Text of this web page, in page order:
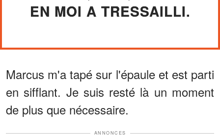
EN MOI A TRESSAILLI.
Marcus m'a tapé sur l'épaule et est parti
en sifflant. Je suis resté là un moment
de plus que nécessaire.
ANNONCES